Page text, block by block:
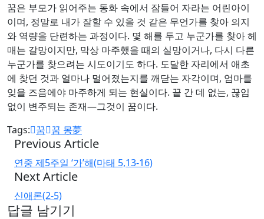
꿈은 부모가 읽어주는 동화 속에서 잠들어 자라는 어린아이
이며, 정말로 내가 잘할 수 있을 것 같은 무언가를 찾아 의지
와 역량을 단련하는 과정이다. 몇 해를 두고 누군가를 찾아 헤
매는 갈망이지만, 막상 마주했을 때의 실망이거나, 다시 다른
누군가를 찾으려는 시도이기도 하다. 도달한 자리에서 애초
에 찾던 것과 얼마나 멀어졌는지를 깨닫는 자각이며, 엄마를
잊을 즈음에야 마주하게 되는 현실이다. 끝 간 데 없는, 끊임
없이 변주되는 존재—그것이 꿈이다.
Tags: 꿈 꿈 몽夢
Previous Article
연중 제5주일 ‘가’해(마태 5,13-16)
Next Article
신애론(2-5)
답글 남기기